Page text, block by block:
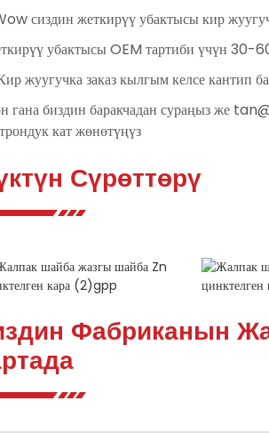
сиздин жеткирүү убактысы кир
убактысы OEM тартиби үчүн 30-
жуугучка заказ кылгым келсе кантип
гана биздин баракчадан сураңыз же
кат жөнөтүңүз
Сүрөттөрү
Фабриканын